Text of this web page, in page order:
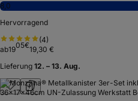
8,0
Hervorragend
(4)
ab1905€19,30 €
Lieferung 12. – 13. Aug.